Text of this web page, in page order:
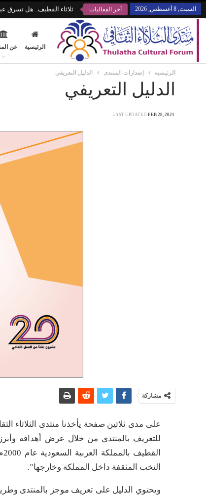
السبت, 8 أغسطس, 2026 أخر الفعاليات ثلاثاء القطيف.. هل تسرق
الرئيسية عن
الرئيسية إصدارات المنتدى الدليل التعريفي
الدليل التعريفي
LAST UPDATED FEB 28, 2021
مشاركة
على مدى ثلاثين صفحة يأخذنا منتدى الثلاثاء
للتعريف بالمنتدى من خلال عرض أهدافه
النخب المثقفة داخل المملكة وخارجها”.
ويحتوي الدليل على تعريف موجز بالمنتدى